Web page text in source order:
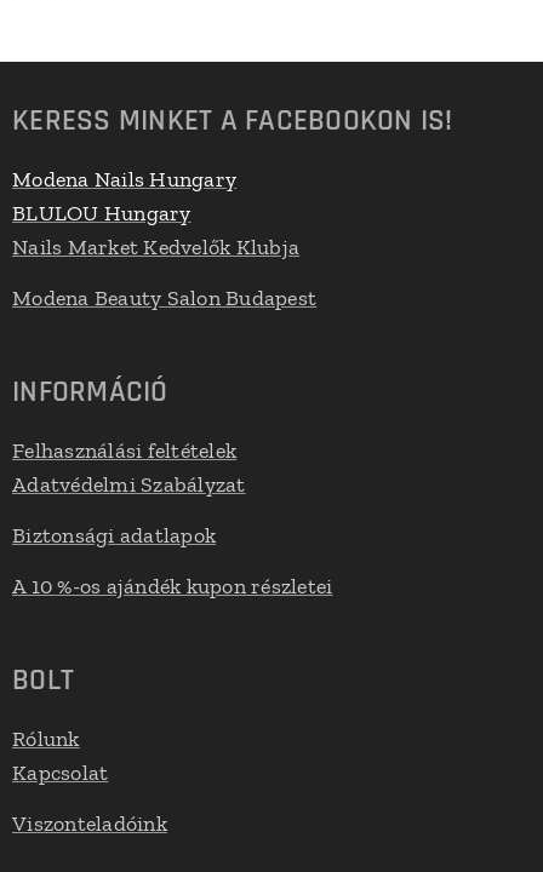
KERESS MINKET A FACEBOOKON IS!
Modena Nails Hungary
BLULOU Hungary
Nails Market Kedvelők Klubja
Modena Beauty Salon Budapest
INFORMÁCIÓ
Felhasználási feltételek
Adatvédelmi Szabályzat
Biztonsági adatlapok
A 10 %-os ajándék kupon részletei
BOLT
Rólunk
Kapcsolat
Viszonteladóink